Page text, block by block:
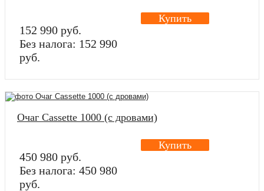
152 990 руб.
Без налога: 152 990
руб.
Купить
Очаг Cassette 1000 (с дровами)
450 980 руб.
Без налога: 450 980
руб.
Купить